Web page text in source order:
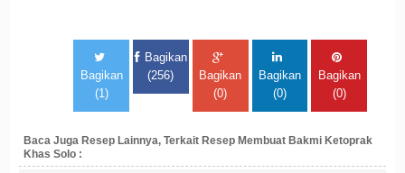
Bagikan
(1)
Bagikan
(256)
Bagikan
(0)
Bagikan
(0)
Bagikan
(0)
Baca Juga Resep Lainnya, Terkait Resep Membuat Bakmi Ketoprak
Khas Solo :